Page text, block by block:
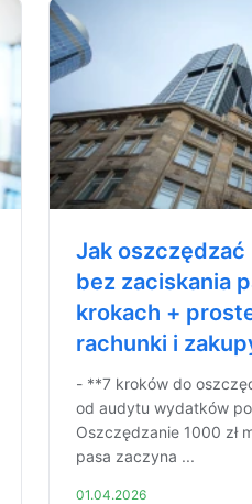
Jak oszczędzać
bez zaciskania
krokach +
rachunki i
- **7 kroków do
od audytu wydatków
Oszczędzanie 1000 zł
pasa zaczyna ...
01.04.2026